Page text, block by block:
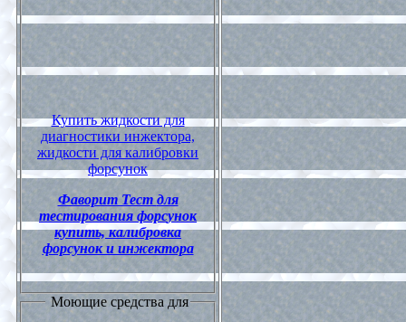
Купить жидкости для
диагностики инжектора,
жидкости для калибровки
форсунок
Фаворит Тест для
тестирования форсунок
купить, калибровка
форсунок и инжектора
Моющие средства для